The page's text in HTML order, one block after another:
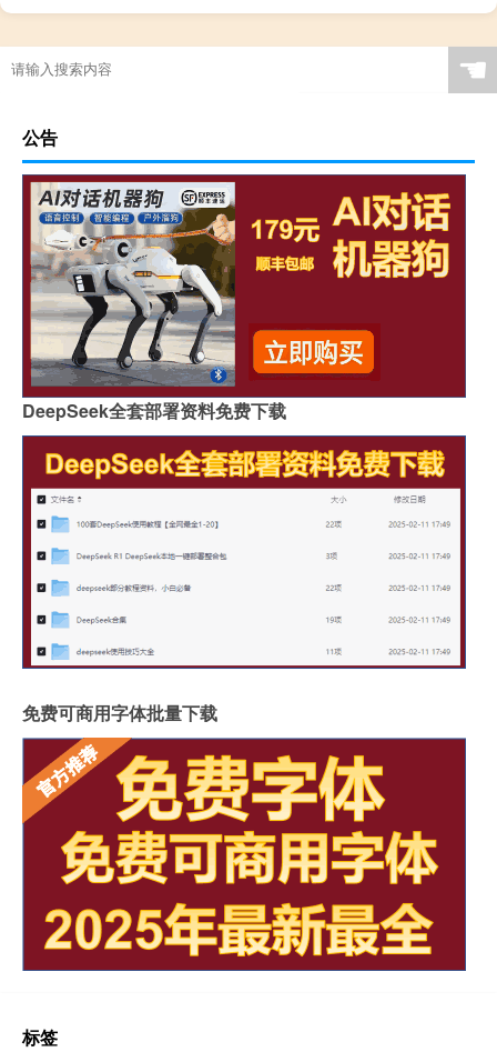
☚
公告
DeepSeek全套部署资料免费下载
免费可商用字体批量下载
标签